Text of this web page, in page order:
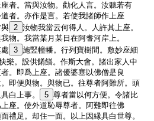
者。當與汝物。勸化人言。汝聽若有
者。亦作是言。若使我諸師作上座
2 汝物我當云何得人。人許其上座。
物。我當某月某日在阿耆河岸上。
3 施竪幢幡。行列寶樹間。敷妙座細
樂。設供餚饍。作斯大會。諸出家人中
。即爲上座。諸優婆塞以佛僧是良
即便與物。與物已。往尊者阿難所。頭
白上事。 5 尊者當以何方便。令諸比
上座。使外道恥辱尊者。阿難即往佛
禮足。却住一面。以上因縁具白世尊。